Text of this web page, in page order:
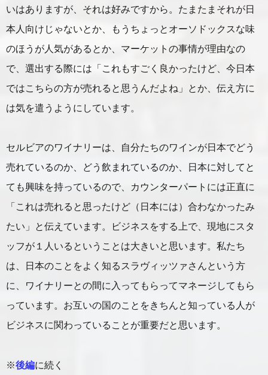
いはありますが、それは好みですから。たまたまそれが日
本人向けじゃないとか、もうちょっとオーソドックスな味
のほうが人気があるとか、マーケットの事情が理由なの
で、選出する際には「これもすごく良かったけど、今日本
ではこちらの方が売れると思うんだよね」とか、伝え方に
は気を遣うようにしています。
セルビアのワイナリーは、自分たちのワインが日本でどう
売れているのか、どう飲まれているのか、日本に対してと
ても興味を持っているので、カウンターパートには正直に
「これは売れると思ったけど（日本には）合わなかったみ
たい」と伝えています。ビジネスをする上で、現地にスタ
ッフが１人いるということは大きいと思います。私たち
は、日本のことをよく知るスラヴィッツァさんという方
に、ワイナリーとの間に入ってもらってマネージしてもら
っています。お互いの国のことをきちんと知っている人が
ビジネスに関わっていることが重要だと思います。
※後編に続く